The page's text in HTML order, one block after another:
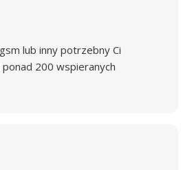
lub inny potrzebny Ci
200 wspieranych